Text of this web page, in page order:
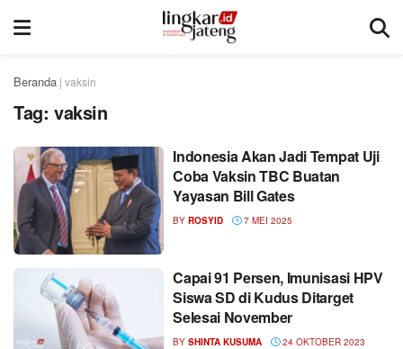
Beranda | vaksin
Tag: vaksin
Indonesia Akan Jadi Tempat Uji
Coba Vaksin TBC Buatan
Yayasan Bill Gates
BY ROSYID 7 MEI 2025
Capai 91 Persen, Imunisasi HPV
Siswa SD di Kudus Ditarget
Selesai November
BY SHINTA KUSUMA 24 OKTOBER 2023